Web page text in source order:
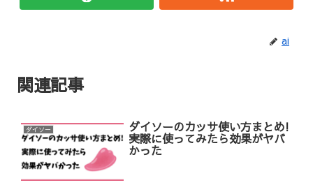
ai
関連記事
ダイソー ダイソーのカッサ使い方まとめ!
実際に使ってみたら効果がヤバ
かった